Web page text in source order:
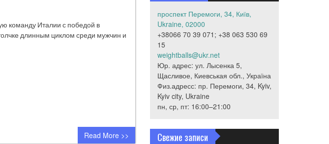
команду Италии с победой в
длинным циклом среди мужчин и
Read More >>
проспект Перемоги, 34, Київ,
Ukraine, 02000
+38066 70 39 071; +38 063 530 69
15
weightballs@ukr.net
Юр. адрес: ул. Лысенка 5,
Щасливое, Киевськая обл., Україна
Физ.адресс: пр. Перемоги, 34, Kyiv,
Kyiv city, Ukraine
пн, ср, пт: 16:00–21:00
Свежие записи